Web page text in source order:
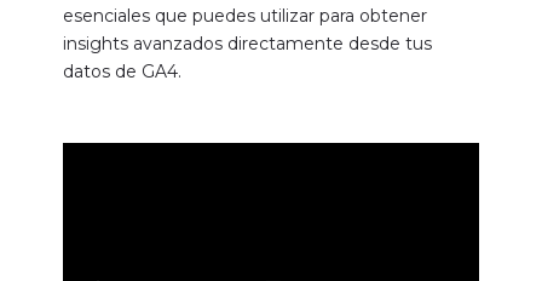
esenciales que puedes utilizar para obtener
insights avanzados directamente desde tus
datos de GA4.